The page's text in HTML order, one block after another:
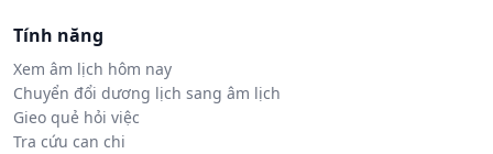
Tính năng
Xem âm lịch hôm nay
Chuyển đổi dương lịch sang âm lịch
Gieo quẻ hỏi việc
Tra cứu can chi